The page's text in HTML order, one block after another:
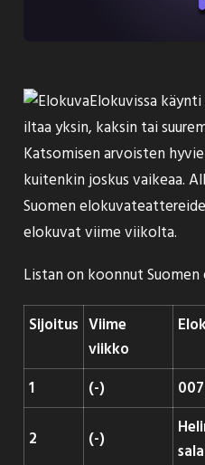
Elokuvissa
iltaa yksin, kaksin tai
Katsomisen arvoisten
kuitenkin joskus vaikeaa.
Suomen
elokuvat viime viikolta.
Listan on koonnut
Sijoitus Viime
viikko
1 (-)
2 (-)